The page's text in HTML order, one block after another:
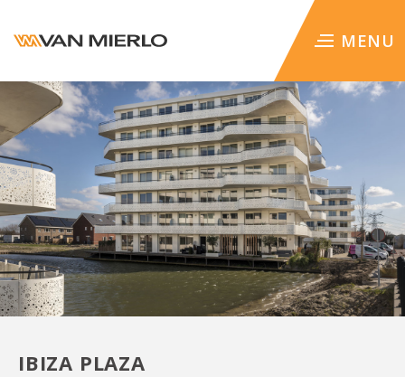
WERKEN BIJ
MENU
IBIZA PLAZA